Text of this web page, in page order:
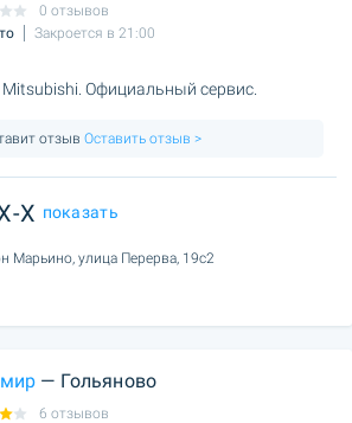
0 отзывов
Закроется в 21:00
Официальный сервис.
отзыв Оставить отзыв >
X показать
Марьино, улица Перерва, 19с2
— Гольяново
6 отзывов